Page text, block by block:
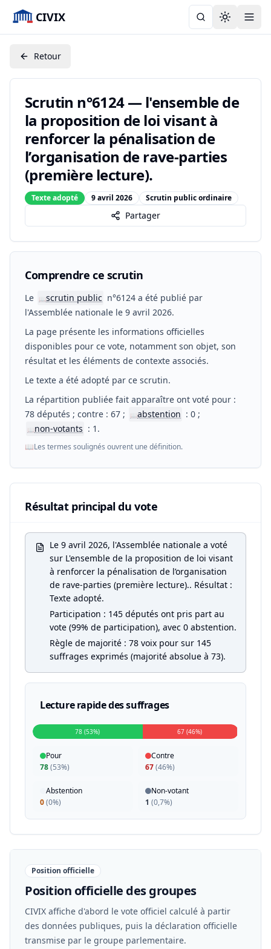
CIVIX Toggle
Retour
Scrutin n°6124 — l'ensemble de
la proposition de loi visant à
renforcer la pénalisation de
l’organisation de rave-parties
(première lecture).
Texte adopté 9 avril 2026 Scrutin public ordinaire
Partager
Comprendre ce scrutin
Le 📖scrutin public n°6124 a été publié par
l'Assemblée nationale le 9 avril 2026.
La page présente les informations officielles
disponibles pour ce vote, notamment son objet, son
résultat et les éléments de contexte associés.
Le texte a été adopté par ce scrutin.
La répartition publiée fait apparaître ont voté pour :
78 députés ; contre : 67 ;
📖abstention : 0 ;
📖non-votants : 1.
📖Les termes soulignés ouvrent une définition.
Résultat principal du vote
Le 9 avril 2026, l'Assemblée nationale a voté
sur L'ensemble de la proposition de loi visant
à renforcer la pénalisation de l’organisation
de rave-parties (première lecture).. Résultat :
Texte adopté.
Participation : 145 députés ont pris part au
vote (99% de participation), avec 0 abstention.
Règle de majorité : 78 voix pour sur 145
suffrages exprimés (majorité absolue à 73).
Lecture rapide des suffrages
78 (53%) 67 (46%)
Pour
78(53%)
Contre
67(46%)
Abstention
0(0%)
Non-votant
1 (0,7%)
Position officielle
Position officielle des groupes
CIVIX affiche d'abord le vote officiel calculé à partir
des données publiques, puis la déclaration officielle
transmise par le groupe parlementaire.